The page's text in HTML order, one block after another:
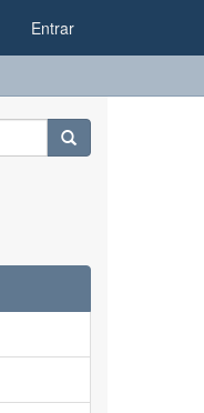
Entrar